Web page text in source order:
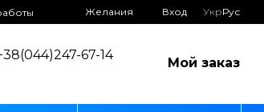
Желания Вход УкрРус
67-14
Мой заказ